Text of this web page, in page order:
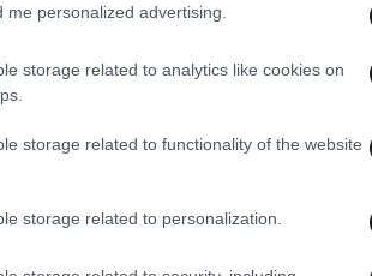
personalized advertising.
storage related to analytics like cookies on
storage related to functionality of the website
storage related to personalization.